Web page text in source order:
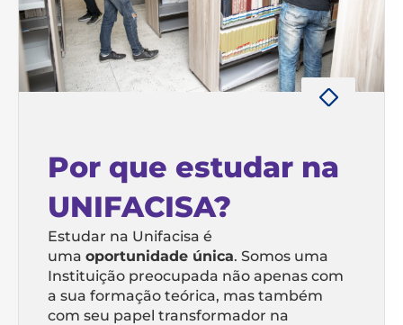
Por que estudar na
UNIFACISA?
Estudar na Unifacisa é
uma oportunidade única. Somos uma
Instituição preocupada não apenas com
a sua formação teórica, mas também
com seu papel transformador na